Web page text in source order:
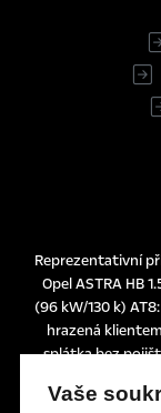
Reprezentativní
Opel ASTRA HB
(96 kW/130 k)
hrazená
splátka bez
právnické
Vaše